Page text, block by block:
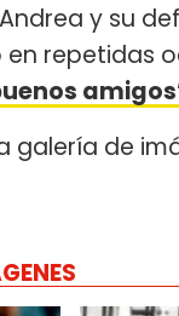
y su
en repetidas
galería de